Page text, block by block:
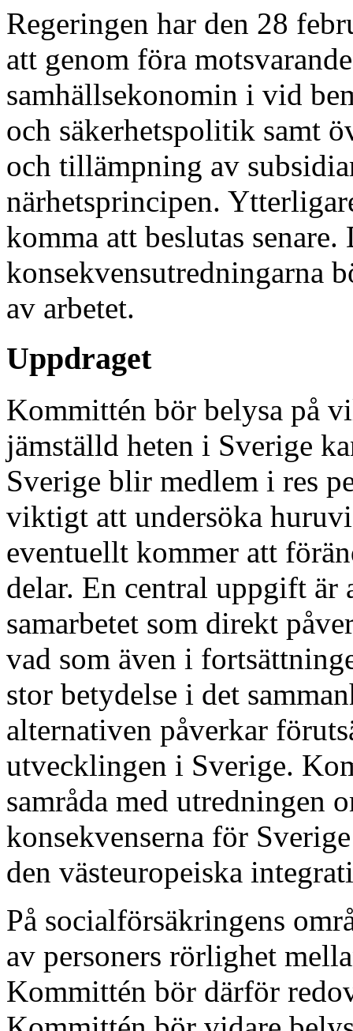
Regeringen har den 28
att genom föra
samhällsekonomin i vid
och säkerhetspolitik samt
och tillämpning av
närhetsprincipen.
komma att beslutas
konsekvensutredningarna
av arbetet.
Uppdraget
Kommittén bör belysa på
jämställd heten i Sverige
Sverige blir medlem i res
viktigt att undersöka
eventuellt kommer att
delar. En central uppgift är
samarbetet som direkt
vad som även i
stor betydelse i det
alternativen påverkar
utvecklingen i Sverige.
samråda med utredningen
konsekvenserna för
den västeuropeiska
På socialförsäkringens
av personers rörlighet
Kommittén bör därför